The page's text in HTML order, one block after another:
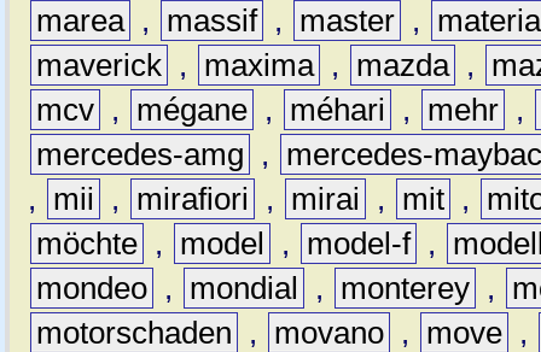
marea , massif , master ,
materia
maverick , maxima , mazda ,
mcv , mégane , méhari , mehr ,
mercedes-amg
,
mercedes-
,
mii , mirafiori , mirai , mit ,
möchte , model , model-f ,
mondeo , mondial , monterey ,
motorschaden
, movano , move ,